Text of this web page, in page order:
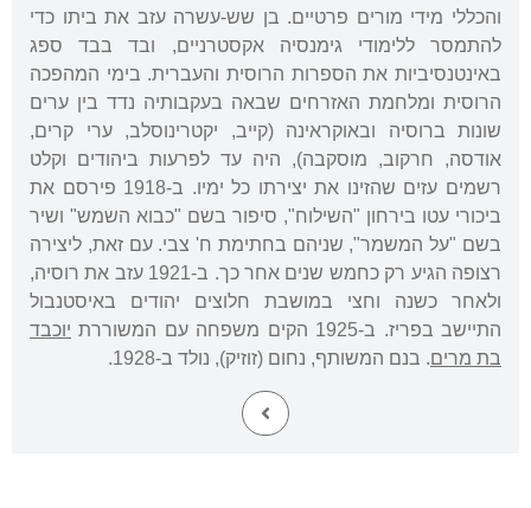
והכללי מידי מורים פרטיים. בן שש-עשרה עזב את ביתו כדי
להתמסר ללימודי גימנסיה אקסטרניים, ובד בבד ספג
באינטנסיביות את הספרות הרוסית והעברית. בימי המהפכה
הרוסית ומלחמת האזרחים שבאה בעקבותיה נדד בין ערים
שונות ברוסיה ובאוקראינה (קייב, יקטרינוסלב, ערי קרים,
אודסה, חרקוב, מוסקבה), היה עד לפרעות ביהודים וקלט
רשמים עזים שהזינו את יצירתו כל ימיו. ב-1918 פירסם את
ביכורי עטו בירחון "השילוח", סיפור בשם "כבוא השמש" ושיר
בשם "על המשמר", שניהם בחתימת ח' צבי. עם זאת, ליצירה
רצופה הגיע רק כחמש שנים אחר כך. ב-1921 עזב את רוסיה,
ולאחר כשנה וחצי במושבת חלוצים יהודים באיסטנבול
התיישב בפריז. ב-1925 הקים משפחה עם המשוררת
יוכבד
בת מרים. בנם המשותף, נחום (זוזיק), נולד ב-1928.